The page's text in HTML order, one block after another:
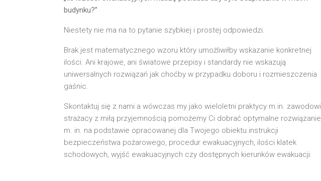
budynku?”
Niestety nie ma na to pytanie szybkiej i prostej odpowiedzi.
Brak jest matematycznego wzoru który umożliwiłby wskazanie konkretnej
ilości. Ani krajowe, ani światowe przepisy i standardy nie wskazują
uniwersalnych rozwiązań jak choćby w przypadku doboru i rozmieszczenia
gaśnic.
Skontaktuj się z nami a wówczas my jako wieloletni praktycy m.in. zawodowi
strażacy z miłą przyjemnością pomożemy Ci dobrać optymalne rozwiązanie
m. in. na podstawie opracowanej dla Twojego obiektu instrukcji
bezpieczeństwa pożarowego, procedur ewakuacyjnych, ilości klatek
schodowych, wyjść ewakuacyjnych czy dostępnych kierunków ewakuacji.